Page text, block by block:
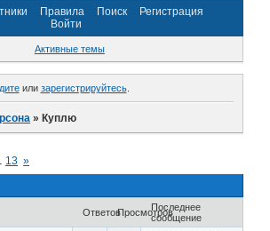
Правила Поиск
Регистрация
Войти
Активные темы
или зарегистрируйтесь.
»Куплю
13 »
ОтветовПросмотровПоследнее
сообщение